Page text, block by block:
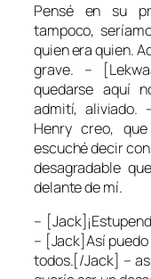
Pensé en su
tampoco,
quien era quien.
grave. –
quedarse aquí
admití, aliviado.
Henry creo,
escuché decir
desagradable
delante de mí.
–
– [Jack]Así
todos.[/Jack] –